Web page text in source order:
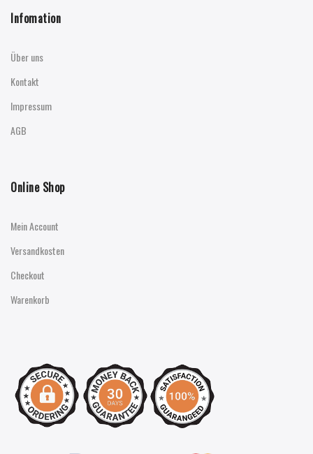
Infomation
Über uns
Kontakt
Impressum
AGB
Online Shop
Mein Account
Versandkosten
Checkout
Warenkorb